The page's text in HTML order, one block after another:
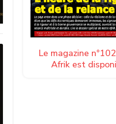
Le magazine
Afrik est